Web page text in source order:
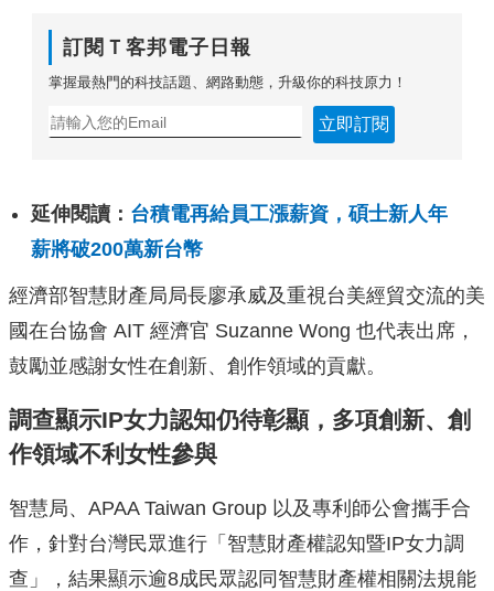
訂閱Ｔ客邦電子日報
掌握最熱門的科技話題、網路動態，升級你的科技原力！
立即訂閱
延伸閱讀： 台積電再給員工漲薪資，碩士新人年
薪將破200萬新台幣
經濟部智慧財產局局長廖承威及重視台美經貿交流的美
國在台協會 AIT 經濟官 Suzanne Wong 也代表出席，
鼓勵並感謝女性在創新、創作領域的貢獻。
調查顯示IP女力認知仍待彰顯，多項創新、創
作領域不利女性參與
智慧局、APAA Taiwan Group 以及專利師公會攜手合
作，針對台灣民眾進行「智慧財產權認知暨IP女力調
查」，結果顯示逾8成民眾認同智慧財產權相關法規能